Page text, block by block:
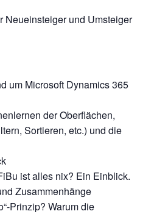
Neueinsteiger und Umsteiger
um Microsoft Dynamics 365
der Oberflächen,
Sortieren, etc.) und die
ist alles nix? Ein Einblick.
Zusammenhänge
Prinzip? Warum die